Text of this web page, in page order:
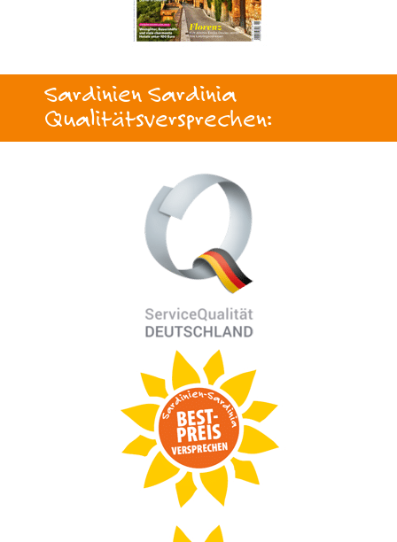
Sardinien Sardinia
Qualitätsversprechen: